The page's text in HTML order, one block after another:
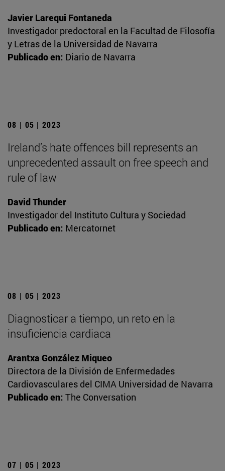
Javier Larequi Fontaneda
Investigador predoctoral en la Facultad de Filosofía
y Letras de la Universidad de Navarra
Publicado en: Diario de Navarra
08 | 05 | 2023
Ireland’s hate offences bill represents an
unprecedented assault on free speech and
rule of law
David Thunder
Investigador del Instituto Cultura y Sociedad
Publicado en: Mercatornet
08 | 05 | 2023
Diagnosticar a tiempo, un reto en la
insuficiencia cardiaca
Arantxa González Miqueo
Directora de la División de Enfermedades
Cardiovasculares del CIMA Universidad de Navarra
Publicado en: The Conversation
07 | 05 | 2023